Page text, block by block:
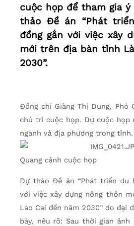
cuộc họp để tham gia
thảo Đề án “Phát
đồng gắn với việc xây
mới trên địa bàn tỉnh
2030”.
Đồng chí Giàng Thị Dung, Phó
chủ trì cuộc họp. Dự cuộc họp
ngành và địa phương trong tỉnh.
Quang cảnh cuộc họp
Dự thảo Đề án “Phát triển du
với việc xây dựng nông thôn
Lào Cai đến năm 2030” do đại
bày, nêu rõ: Sau thời gian